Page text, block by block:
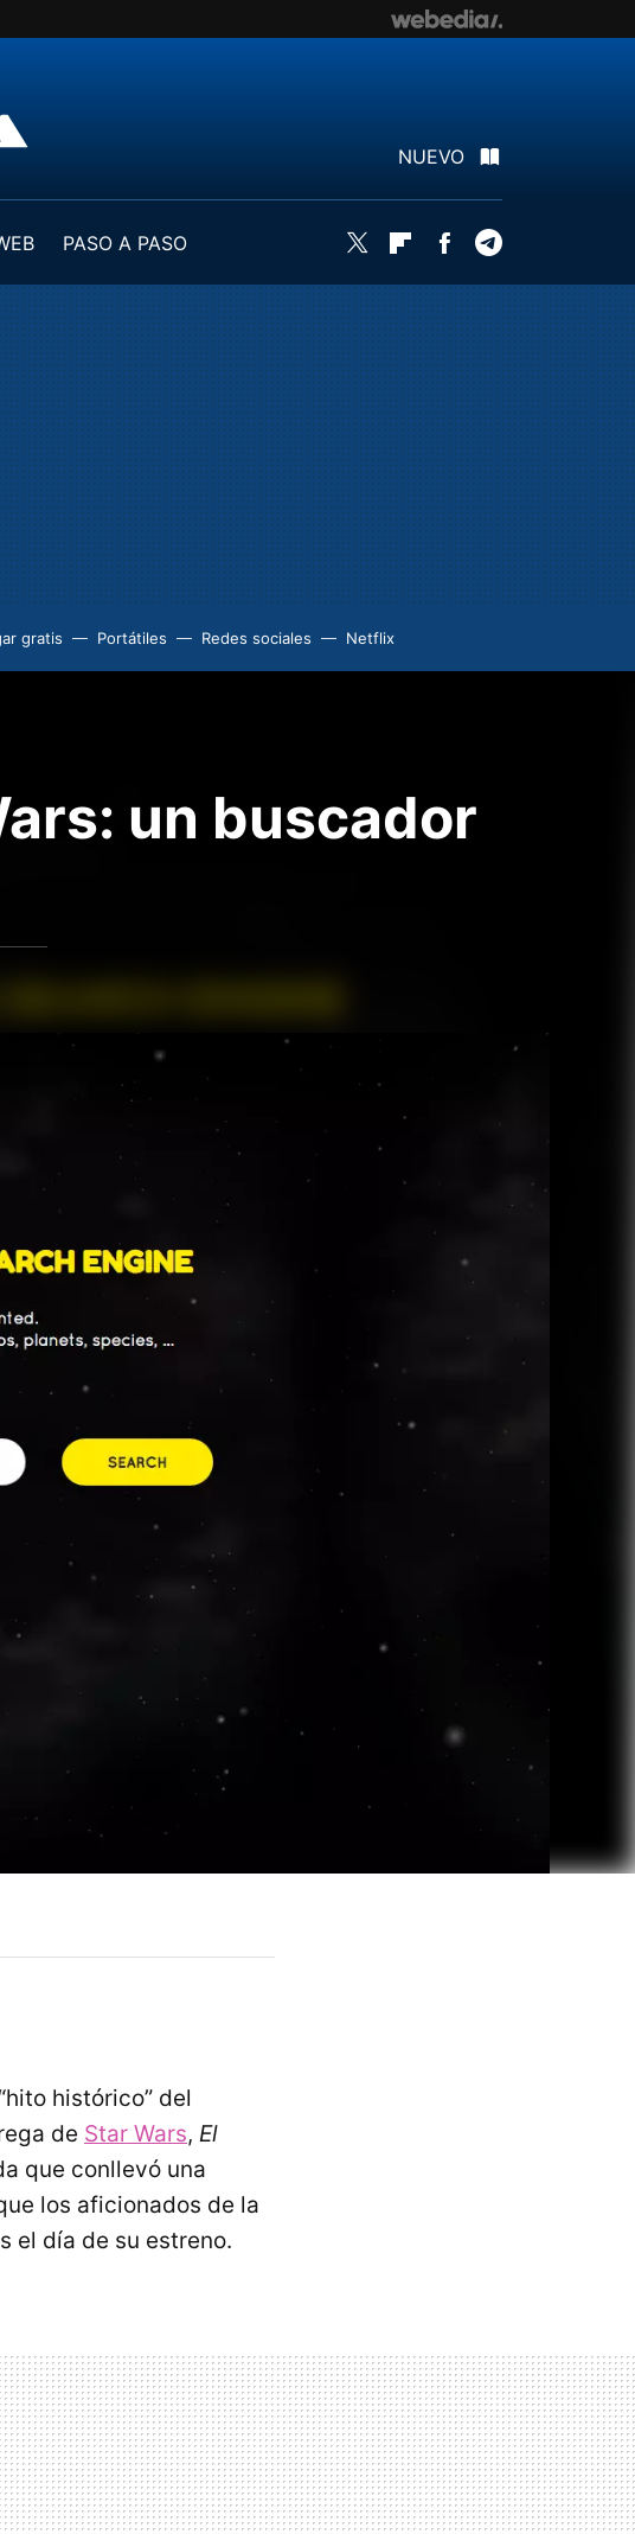
NUEVO
PASO A PASO
Twitter FlipboardFacebook
gratis Portátiles Redes sociales Netflix
un buscador
histórico” del
de Star Wars, El
que conllevó una
los aficionados de la
el día de su estreno.